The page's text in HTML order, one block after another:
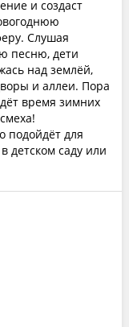
и создаст
Слушая
песню, дети
над землёй,
и аллеи. Пора
время зимних
подойдёт для
детском саду или